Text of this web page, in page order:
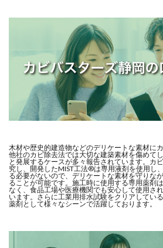
木材や歴史的建造物などのデリケートな素材に
他社のカビ除去法では大切な建築素材を傷めて
と発展するケースが多々報告されています。カ
究し、開発したMIST工法®は専用液剤を使用し
る必要がないので、デリケートな素材を守りな
ることが可能です。施工時に使用する専用薬剤
なく、食品工場や医療機関でも安心して使用さ
います。さらに工業用排水試験をクリアしてい
薬剤として様々なシーンで活躍しております。